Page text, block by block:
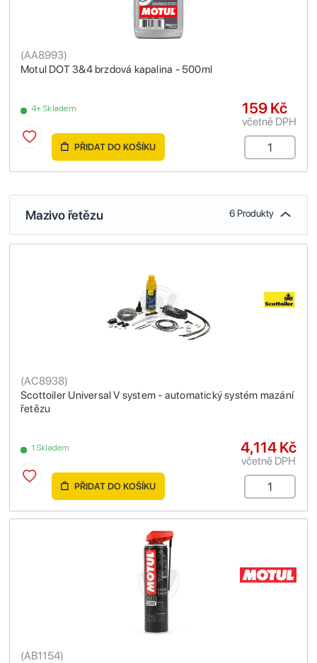
Motul DOT 3&4 brzdová kapalina - 500ml
(AA8993)
4+ Skladem 159 Kč
včetně DPH
PŘIDAT DO KOŠÍKU
Mazivo řetězu 6 Produkty
Scottoiler Universal V system - automatický systém mazání
řetězu
(AC8938)
1 Skladem 4,114 Kč
včetně DPH
PŘIDAT DO KOŠÍKU
(AB1154)